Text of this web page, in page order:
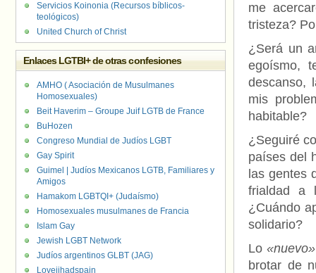
me
tristeza?
¿Será un
egoísmo,
descanso,
mis
habitable?
¿Seguiré
países del
las gentes
frialdad a
¿Cuándo
solidario?
Lo «nuevo»
brotar de
Servicios Koinonia (Recursos bíblicos-
teológicos)
United Church of Christ
Enlaces LGTBI+ de otras confesiones
AMHO ( Asociación de Musulmanes
Homosexuales)
Beit Haverim – Groupe Juif LGTB de France
BuHozen
Congreso Mundial de Judíos LGBT
Gay Spirit
Guimel | Judíos Mexicanos LGTB, Familiares y
Amigos
Hamakom LGBTQI+ (Judaísmo)
Homosexuales musulmanes de Francia
Islam Gay
Jewish LGBT Network
Judíos argentinos GLBT (JAG)
Lovejihadspain